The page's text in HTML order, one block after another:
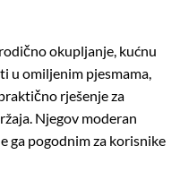
okupljanje, kućnu
u omiljenim pjesmama,
rješenje za
Njegov moderan
ga pogodnim za korisnike